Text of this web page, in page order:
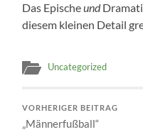
Das Epischeund
diesem kleinen Detail
Uncategorized
VORHERIGER BEITRAG
„Männerfußball“